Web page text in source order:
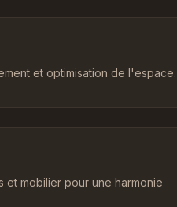
et optimisation de l'espace.
et mobilier pour une harmonie